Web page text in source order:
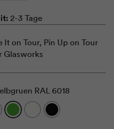
2-3 Tage
It on Tour, Pin Up on Tour
Glasworks
RAL 6018